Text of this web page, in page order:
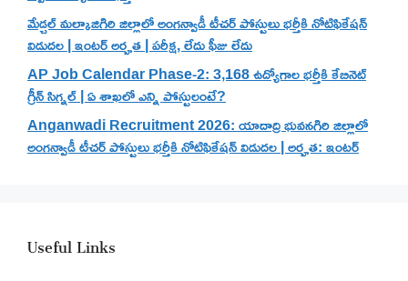
మేడ్చల్ మల్కాజిగిరి జిల్లాలో అంగన్వాడీ టీచర్ పోస్టులు భర్తీకి నోటిఫికేషన్
విడుదల | ఇంటర్ అర్హత | పరీక్ష, లేదు ఫీజు లేదు
AP Job Calendar Phase-2: 3,168 ఉద్యోగాల భర్తీకి కేబినెట్
గ్రీన్ సిగ్నల్ | ఏ శాఖలో ఎన్ని పోస్టులంటే?
Anganwadi Recruitment 2026: యాదాద్రి భువనగిరి జిల్లాలో
అంగన్వాడీ టీచర్ పోస్టులు భర్తీకి నోటిఫికేషన్ విడుదల | అర్హత: ఇంటర్
Useful Links